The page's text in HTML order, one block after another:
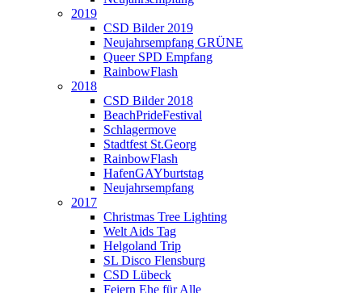
2019
CSD Bilder 2019
Neujahrsempfang GRÜNE
Queer SPD Empfang
RainbowFlash
2018
CSD Bilder 2018
BeachPrideFestival
Schlagermove
Stadtfest St.Georg
RainbowFlash
HafenGAYburtstag
Neujahrsempfang
2017
Christmas Tree Lighting
Welt Aids Tag
Helgoland Trip
SL Disco Flensburg
CSD Lübeck
Feiern Ehe für Alle